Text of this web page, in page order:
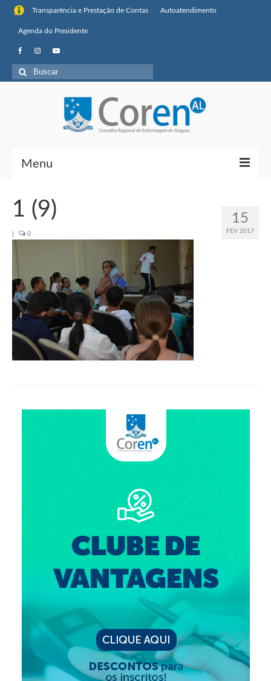
Transparência e Prestação de Contas Autoatendimento
Agenda do Presidente
Buscar
por:
Menu
Institucional
Sobre o Coren-AL
Missão, visão de futuro e valores
Organograma
Conselheiros e Diretoria
Câmaras Técnicas
Carta de Serviços ao Cidadão
Eleições Triênio 2027-2029
Eleições Anteriores
Agenda do presidente
Editais e licitação
Eleições
Responsabilidade Técnica
Legislações
Decisões
15
FEV 2017
1 (9)
| 0